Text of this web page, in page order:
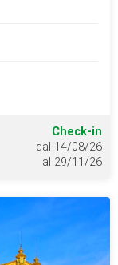
Check-in
dal 14/08/26
al 29/11/26